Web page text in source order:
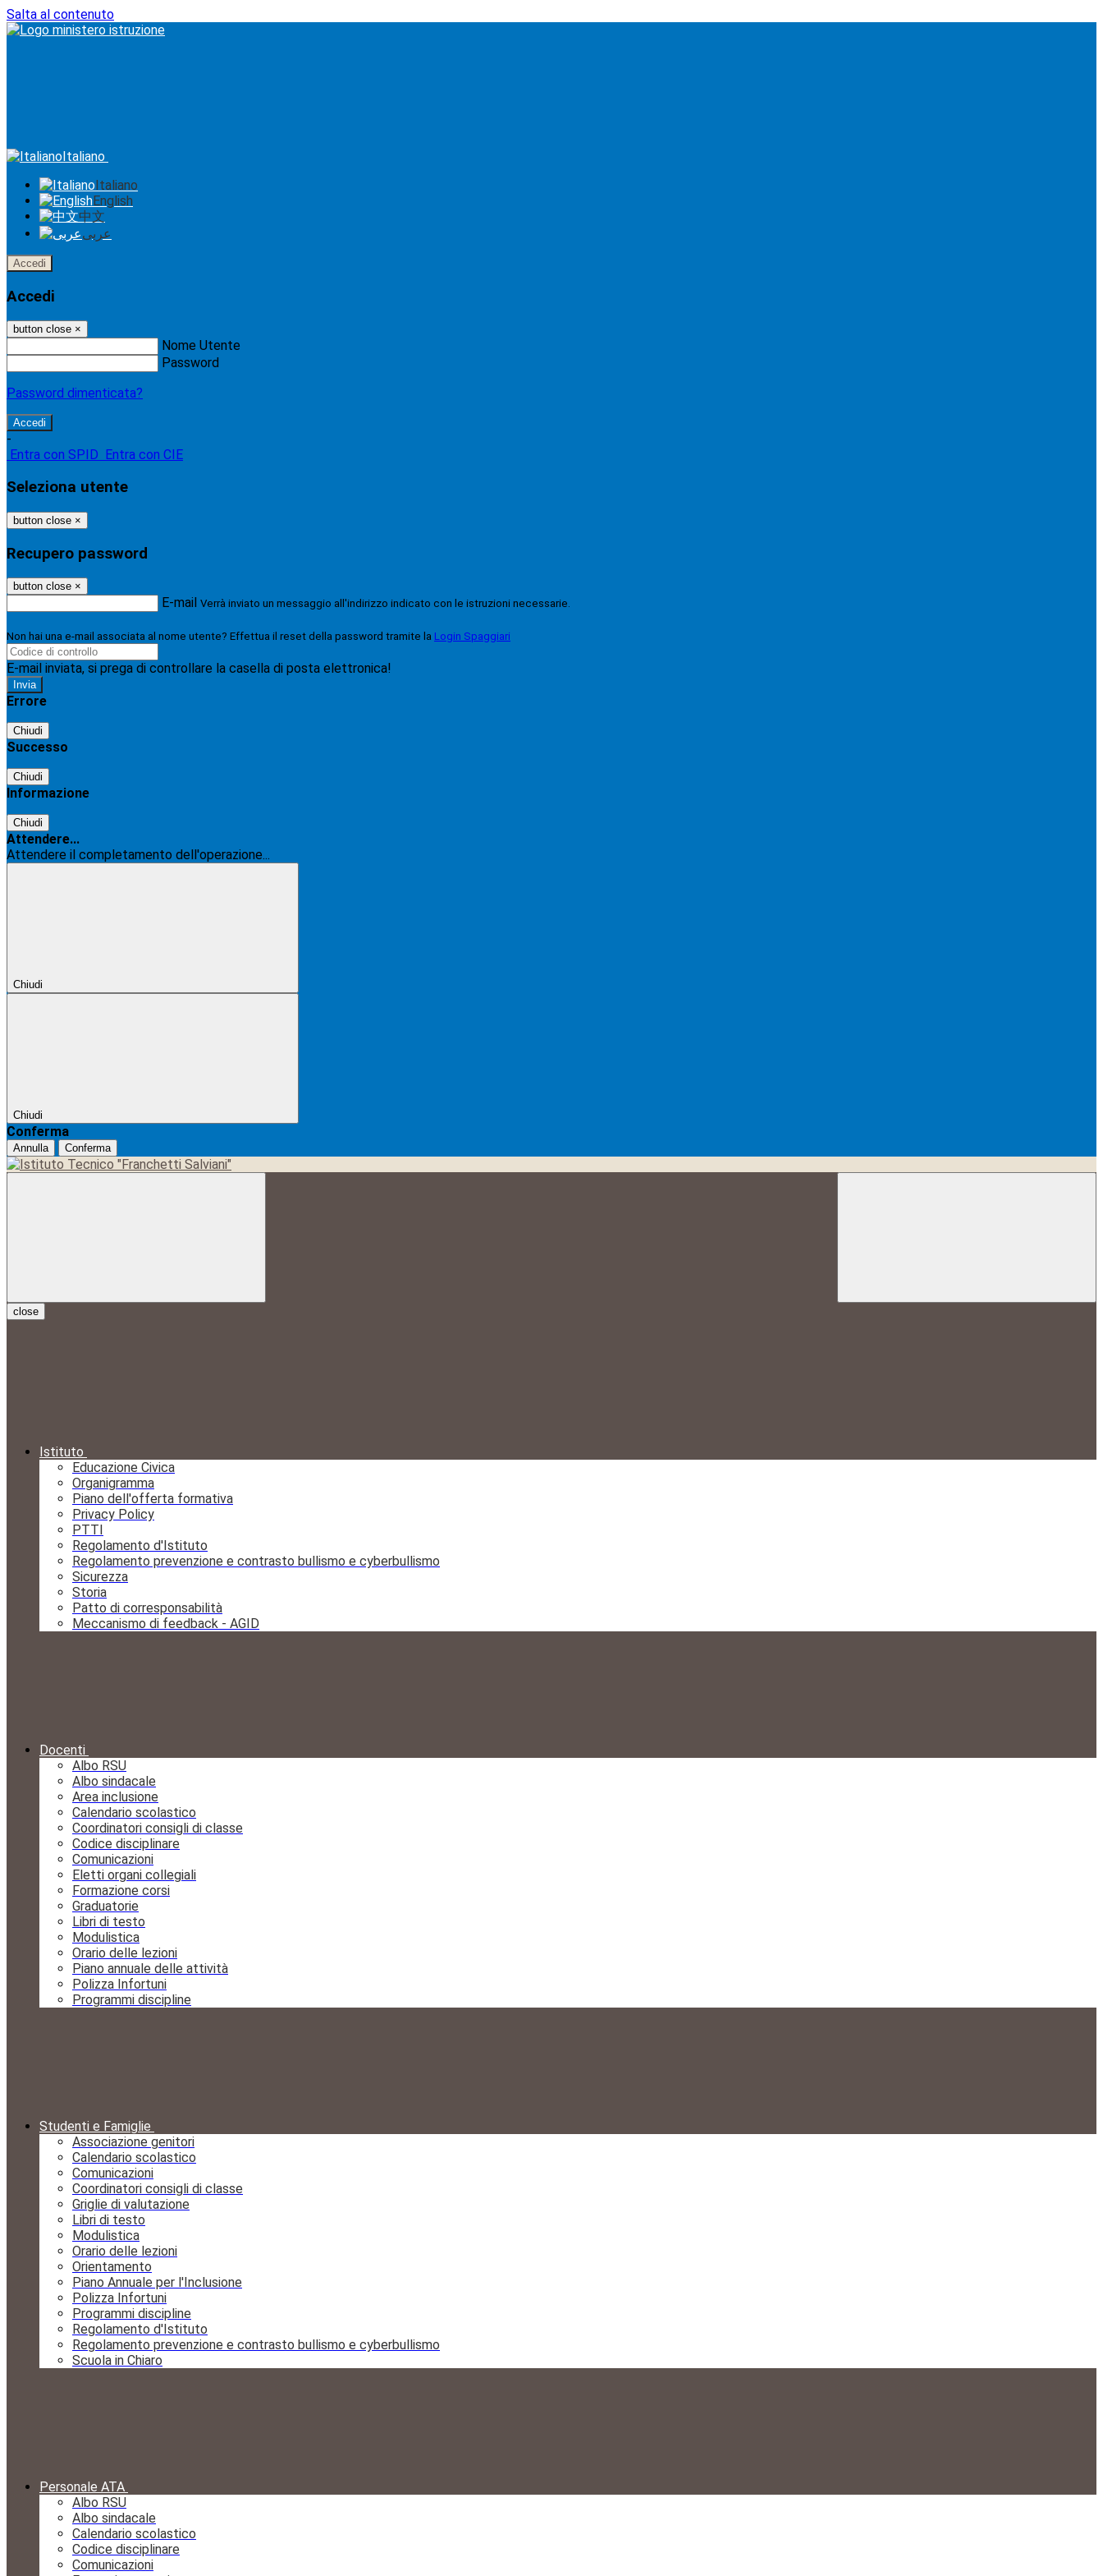
Salta al contenuto
Italiano
Italiano
English
中文
عربى
Accedi
Accedi
button close ×
Nome Utente
Password
Password dimenticata?
-
Entra con SPID
Entra con CIE
Seleziona utente
button close ×
Recupero password
button close ×
E-mail Verrà inviato un messaggio all'indirizzo indicato con le istruzioni necessarie.
Non hai una e-mail associata al nome utente? Effettua il reset della password tramite la Login Spaggiari
E-mail inviata, si prega di controllare la casella di posta elettronica!
Errore
Chiudi
Successo
Chiudi
Informazione
Chiudi
Attendere...
Attendere il completamento dell'operazione...
Chiudi
Chiudi
Conferma
Annulla Conferma
close
Istituto
Educazione Civica
Organigramma
Piano dell'offerta formativa
Privacy Policy
PTTI
Regolamento d'Istituto
Regolamento prevenzione e contrasto bullismo e cyberbullismo
Sicurezza
Storia
Patto di corresponsabilità
Meccanismo di feedback - AGID
Docenti
Albo RSU
Albo sindacale
Area inclusione
Calendario scolastico
Coordinatori consigli di classe
Codice disciplinare
Comunicazioni
Eletti organi collegiali
Formazione corsi
Graduatorie
Libri di testo
Modulistica
Orario delle lezioni
Piano annuale delle attività
Polizza Infortuni
Programmi discipline
Studenti e Famiglie
Associazione genitori
Calendario scolastico
Comunicazioni
Coordinatori consigli di classe
Griglie di valutazione
Libri di testo
Modulistica
Orario delle lezioni
Orientamento
Piano Annuale per l'Inclusione
Polizza Infortuni
Programmi discipline
Regolamento d'Istituto
Regolamento prevenzione e contrasto bullismo e cyberbullismo
Scuola in Chiaro
Personale ATA
Albo RSU
Albo sindacale
Calendario scolastico
Codice disciplinare
Comunicazioni